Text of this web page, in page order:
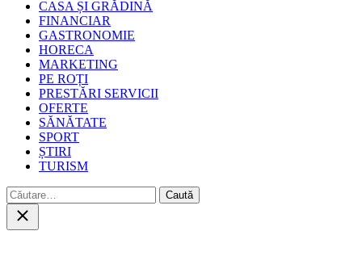
CASA ȘI GRĂDINĂ
FINANCIAR
GASTRONOMIE
HORECA
MARKETING
PE ROȚI
PRESTĂRI SERVICII
OFERTE
SĂNĂTATE
SPORT
ȘTIRI
TURISM
Caută
după:
Close
search